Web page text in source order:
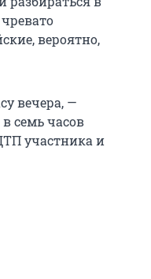
вероятно,
вечера, —
семь часов
участника и